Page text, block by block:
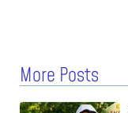
More Posts